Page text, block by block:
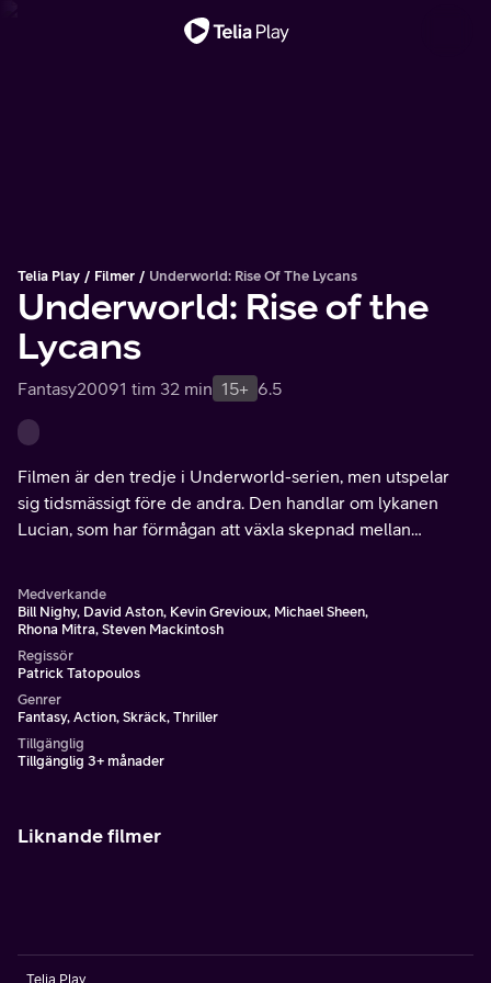
Telia Play Filmer Underworld: Rise Of The Lycans
Underworld: Rise of the
Lycans
Fantasy20091 tim 32 min 15+ 6.5
Filmen är den tredje i Underworld-serien, men utspelar
sig tidsmässigt före de andra. Den handlar om lykanen
Lucian, som har förmågan att växla skepnad mellan
Medverkande
Bill Nighy, David Aston, Kevin Grevioux, Michael Sheen,
Rhona Mitra, Steven Mackintosh
Regissör
Patrick Tatopoulos
Genrer
Fantasy, Action, Skräck, Thriller
Tillgänglig
Tillgänglig 3+ månader
Liknande filmer
Telia Play